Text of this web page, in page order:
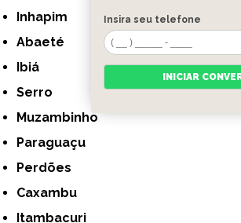
Inhapim
Abaeté
Ibiá
Serro
Muzambinho
Paraguaçu
Perdões
Caxambu
Itambacuri
Insira seu telefone
INICIAR